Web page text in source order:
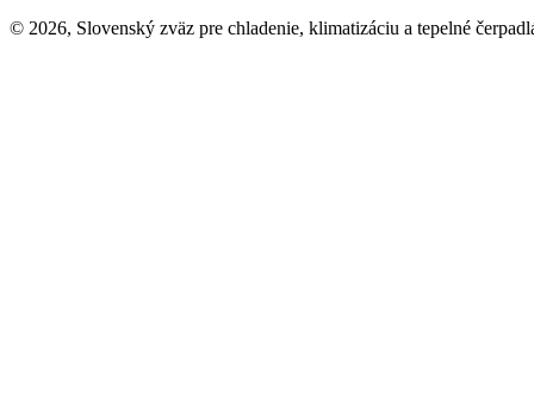
© 2026, Slovenský zväz pre chladenie, klimatizáciu a tepelné